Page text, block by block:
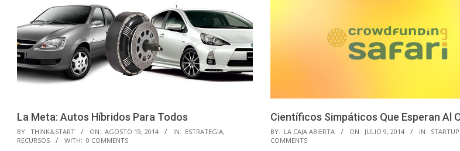
La Meta: Autos Híbridos Para Todos
2014-
08-
BY: THINK&START ON: AGOSTO 19, 2014 IN: ESTRATEGIA,
RECURSOS
WITH: 0 COMMENTS
Científicos Simpáticos Que Esperan Al
2014-
07-
BY: LA CAJA ABIERTA ON: JULIO 9, 2014 IN:
COMMENTS